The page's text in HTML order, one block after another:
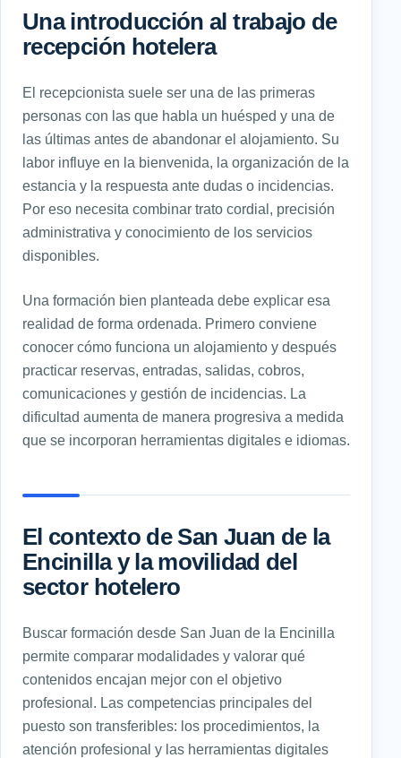
Una introducción al trabajo de
recepción hotelera
El recepcionista suele ser una de las primeras
personas con las que habla un huésped y una de
las últimas antes de abandonar el alojamiento. Su
labor influye en la bienvenida, la organización de la
estancia y la respuesta ante dudas o incidencias.
Por eso necesita combinar trato cordial, precisión
administrativa y conocimiento de los servicios
disponibles.
Una formación bien planteada debe explicar esa
realidad de forma ordenada. Primero conviene
conocer cómo funciona un alojamiento y después
practicar reservas, entradas, salidas, cobros,
comunicaciones y gestión de incidencias. La
dificultad aumenta de manera progresiva a medida
que se incorporan herramientas digitales e idiomas.
El contexto de San Juan de la
Encinilla y la movilidad del
sector hotelero
Buscar formación desde San Juan de la Encinilla
permite comparar modalidades y valorar qué
contenidos encajan mejor con el objetivo
profesional. Las competencias principales del
puesto son transferibles: los procedimientos, la
atención profesional y las herramientas digitales